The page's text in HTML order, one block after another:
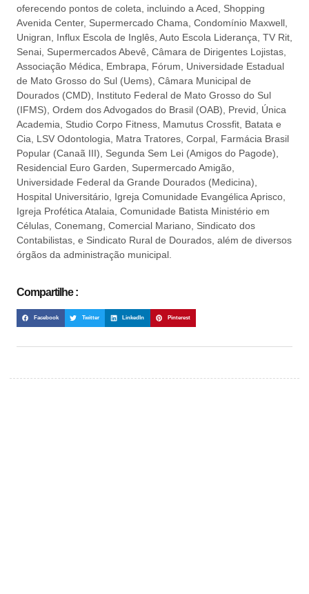
oferecendo pontos de coleta, incluindo a Aced, Shopping
Avenida Center, Supermercado Chama, Condomínio Maxwell,
Unigran, Influx Escola de Inglês, Auto Escola Liderança, TV Rit,
Senai, Supermercados Abevê, Câmara de Dirigentes Lojistas,
Associação Médica, Embrapa, Fórum, Universidade Estadual
de Mato Grosso do Sul (Uems), Câmara Municipal de
Dourados (CMD), Instituto Federal de Mato Grosso do Sul
(IFMS), Ordem dos Advogados do Brasil (OAB), Previd, Única
Academia, Studio Corpo Fitness, Mamutus Crossfit, Batata e
Cia, LSV Odontologia, Matra Tratores, Corpal, Farmácia Brasil
Popular (Canaã III), Segunda Sem Lei (Amigos do Pagode),
Residencial Euro Garden, Supermercado Amigão,
Universidade Federal da Grande Dourados (Medicina),
Hospital Universitário, Igreja Comunidade Evangélica Aprisco,
Igreja Profética Atalaia, Comunidade Batista Ministério em
Células, Conemang, Comercial Mariano, Sindicato dos
Contabilistas, e Sindicato Rural de Dourados, além de diversos
órgãos da administração municipal.
Compartilhe :
Facebook Twitter LinkedIn Pinterest